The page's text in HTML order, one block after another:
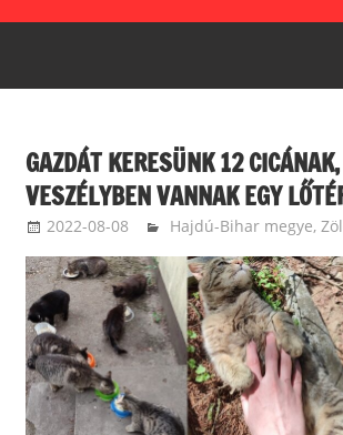
GAZDÁT KERESÜNK 12
VESZÉLYBEN VANNAK EGY
2022-08-08 langdavid
Hajdú-Bihar megye,